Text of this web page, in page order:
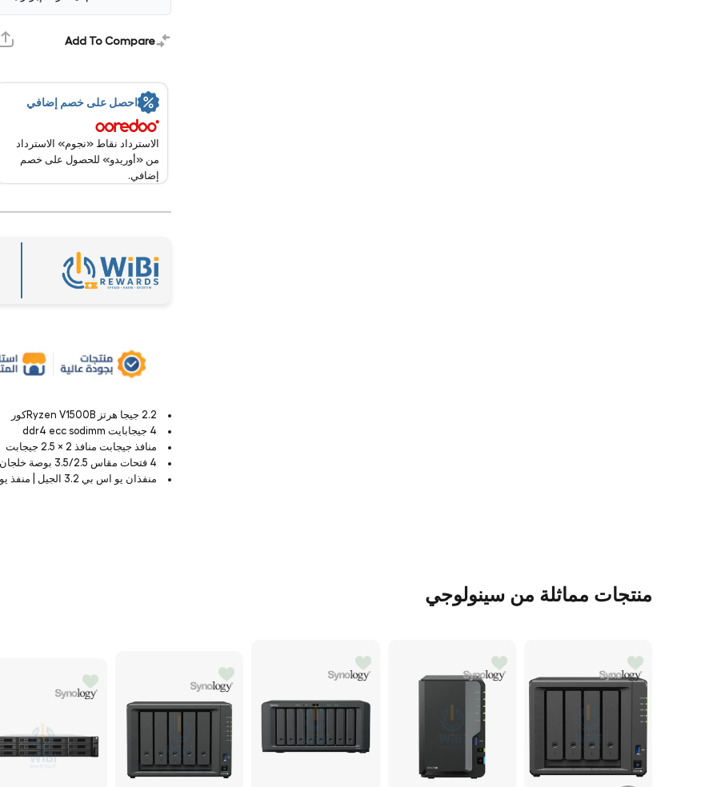
شبكة
محلية
شبكة
محلية
Add To Compare
احصل على خصم إضافي
الاسترداد نقاط «نجوم» الاسترداد
من «أوريدو» للحصول على خصم
إضافي.
2.2 جيجا هرتز Ryzen V1500Bكور
4 جيجابايت ddr4 ecc sodimm
منافذ جيجابت منافذ 2 × 2.5 جيجابت
4 فتحات مقاس 3.5/2.5 بوصة خلجان م 2 × 2280
منفذان يو اس بي 3.2 الجيل | منفذ يو اس بي واحد
منتجات مماثلة من سينولوجي